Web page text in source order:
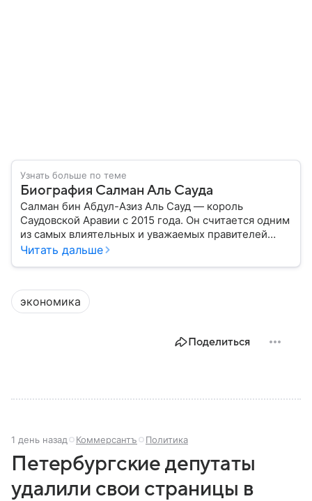
Узнать больше по теме
Биография Салман Аль Сауда
Салман бин Абдул-Азиз Аль Сауд — король
Саудовской Аравии с 2015 года. Он считается одним
из самых влиятельных и уважаемых правителей
арабского мира. В материале — ключевые моменты
Читать дальше
экономика
Поделиться
1 день назад Коммерсантъ Политика
Петербургские депутаты
удалили свои страницы в